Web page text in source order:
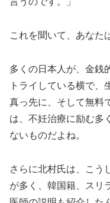
これを聞いて、あなた
多くの日本人が、金銭
トライしている横で、
真っ先に、そして無料
は、不妊治療に励む多
ないものだよね。
さらに北村氏は、こう
が多く、韓国籍、スリ